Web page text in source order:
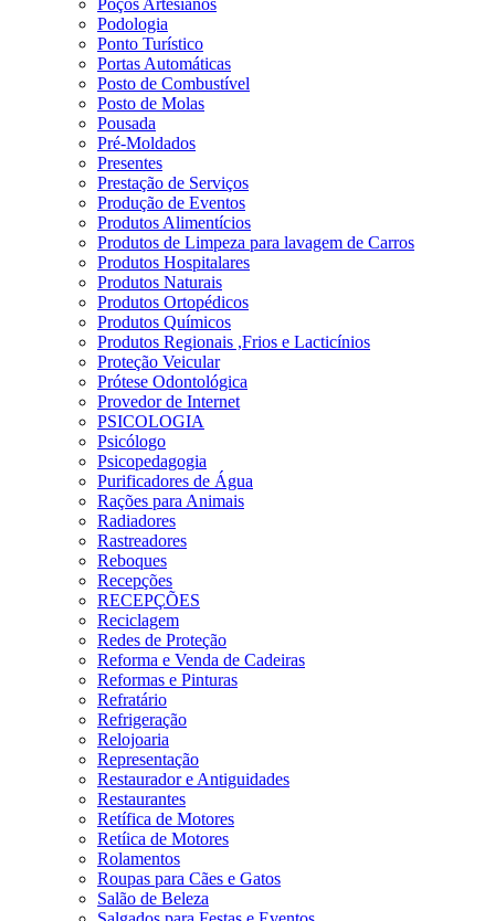
Poços Artesianos
Podologia
Ponto Turístico
Portas Automáticas
Posto de Combustível
Posto de Molas
Pousada
Pré-Moldados
Presentes
Prestação de Serviços
Produção de Eventos
Produtos Alimentícios
Produtos de Limpeza para lavagem de Carros
Produtos Hospitalares
Produtos Naturais
Produtos Ortopédicos
Produtos Químicos
Produtos Regionais ,Frios e Lacticínios
Proteção Veicular
Prótese Odontológica
Provedor de Internet
PSICOLOGIA
Psicólogo
Psicopedagogia
Purificadores de Água
Rações para Animais
Radiadores
Rastreadores
Reboques
Recepções
RECEPÇÕES
Reciclagem
Redes de Proteção
Reforma e Venda de Cadeiras
Reformas e Pinturas
Refratário
Refrigeração
Relojoaria
Representação
Restaurador e Antiguidades
Restaurantes
Retífica de Motores
Retíica de Motores
Rolamentos
Roupas para Cães e Gatos
Salão de Beleza